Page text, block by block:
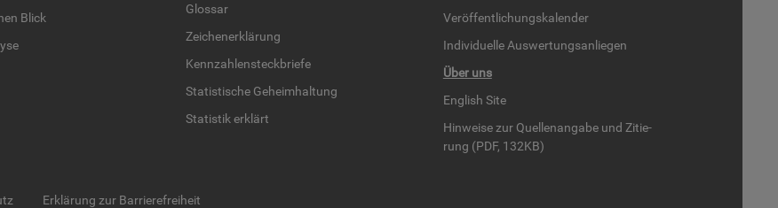
Blick
Glos­sar
Zei­chen­er­klä­rung
Kenn­zah­len­steck­brie­fe
Sta­tis­ti­sche Ge­heim­hal­tung
Sta­tis­tik er­klärt
Ver­öf­fent­li­chungs­ka­len­der
In­di­vi­du­el­le Aus­wer­tungs­an­lie­gen
Über uns
English Site
Hin­wei­se zur Quel­len­an­ga­be und Zi­tie­
rung (PDF, 132KB)
Erklärung zur Barrierefreiheit